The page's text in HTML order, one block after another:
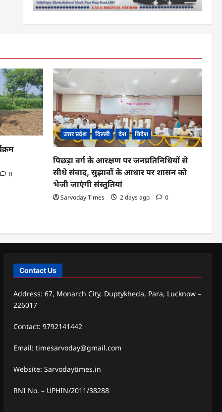
0
उत्तर प्रदेश दिल्ली देश विदेश
पिछड़ा वर्ग के आरक्षण पर जनप्रतिनिधियों से
सीधे संवाद, सुझावों के आधार पर शासन को
भेजी जाएंगी संस्तुतियां
Sarvoday Times 2 days ago 0
Contact Us
Address: 67, Monarch City, Duptykheda, Para, Lucknow –
226017
Contact: 9792141442
Email: timesarvoday@gmail.com
Website: Sarvodaytimes.in
RNI No. – UPHIN/2011/38288